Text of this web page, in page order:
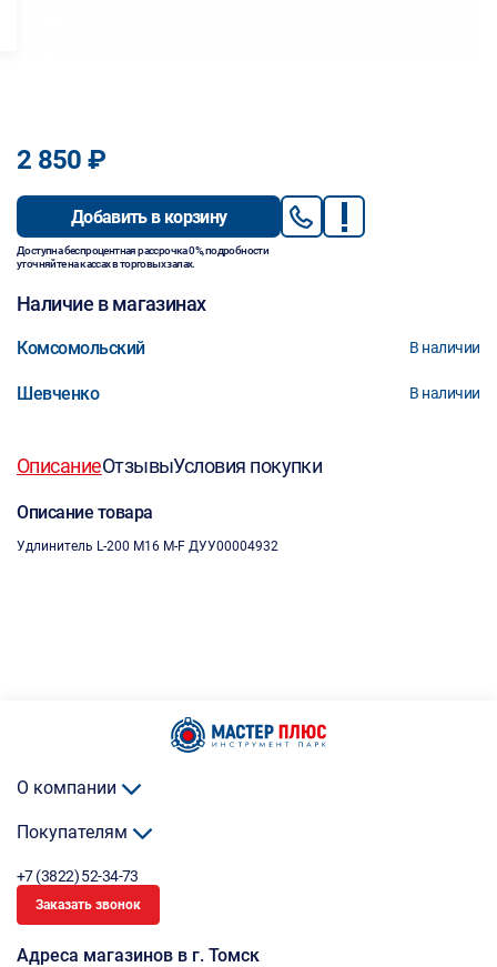
2 850 ₽
Добавить в корзину
Доступна беспроцентная рассрочка 0%, подробности
уточняйте на кассах в торговых залах.
Наличие в магазинах
Комсомольский В наличии
Шевченко В наличии
ОписаниеОтзывыУсловия покупки
Описание товара
Удлинитель L-200 M16 M-F ДУУ00004932
О компании
Покупателям
+7 (3822) 52-34-73
Заказать звонок
Адреса магазинов в г. Томск